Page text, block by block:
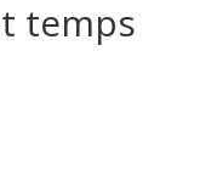
temps